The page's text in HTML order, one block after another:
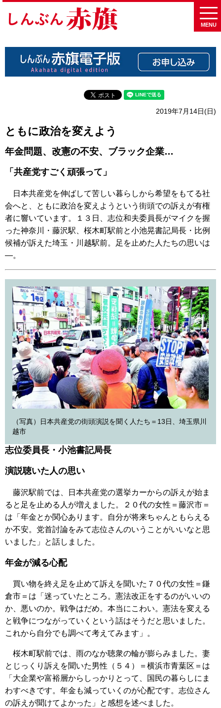
MENU
2019年7月14日(日)
ともに政治を変えよう
年金問題、改憲の不安、ブラック企業…
「共産党すごく頑張って」
日本共産党を伸ばして苦しい暮らしから希望をもてる社
会へと、ともに政治を変えようという街頭での訴えが有権
者に響いています。１３日、志位和夫委員長がマイクを握
った神奈川・藤沢駅、桜木町駅前と小池晃書記局長・比例
候補が訴えた埼玉・川越駅前。足を止めた人たちの思いは
―。
（写真）日本共産党の街頭演説を聞く人たち＝13日、埼玉県川
越市
志位委員長・小池書記局長
演説聴いた人の思い
藤沢駅前では、日本共産党の選挙カーからの訴えが始ま
ると足を止める人が増えました。２０代の女性＝藤沢市＝
は「年金とか関心あります。自分が将来ちゃんともらえる
か不安。党首討論をみて志位さんのいうことがいいなと思
いました」と話しました。
年金が減る心配
買い物を終え足を止めて訴えを聞いた７０代の女性＝鎌
倉市＝は「迷っていたところ。憲法改正をするのがいいの
か、悪いのか。戦争はだめ。本当にこわい。憲法を変える
と戦争につながっていくという話はそうだと思いました。
これから自分でも調べて考えてみます」。
桜木町駅前では、雨のなか聴衆の輪が膨らみました。妻
とじっくり訴えを聞いた男性（５４）＝横浜市青葉区＝は
「大企業や富裕層からしっかりとって、国民の暮らしにま
わすべきです。年金も減っていくのが心配です。志位さん
の訴えが聞けてよかった」と感想を述べました。